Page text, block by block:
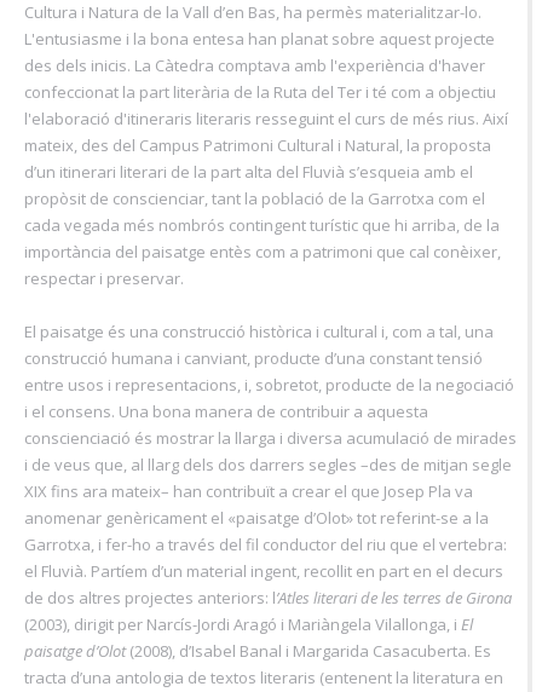
Cultura i Natura de la Vall d’en Bas, ha permès materialitzar-lo.
L'entusiasme i la bona entesa han planat sobre aquest projecte
des dels inicis. La Càtedra comptava amb l'experiència d'haver
confeccionat la part literària de la Ruta del Ter i té com a objectiu
l'elaboració d'itineraris literaris resseguint el curs de més rius. Així
mateix, des del Campus Patrimoni Cultural i Natural, la proposta
d’un itinerari literari de la part alta del Fluvià s’esqueia amb el
propòsit de conscienciar, tant la població de la Garrotxa com el
cada vegada més nombrós contingent turístic que hi arriba, de la
importància del paisatge entès com a patrimoni que cal conèixer,
respectar i preservar.
El paisatge és una construcció històrica i cultural i, com a tal, una
construcció humana i canviant, producte d’una constant tensió
entre usos i representacions, i, sobretot, producte de la negociació
i el consens. Una bona manera de contribuir a aquesta
conscienciació és mostrar la llarga i diversa acumulació de mirades
i de veus que, al llarg dels dos darrers segles –des de mitjan segle
XIX fins ara mateix– han contribuït a crear el que Josep Pla va
anomenar genèricament el «paisatge d’Olot» tot referint-se a la
Garrotxa, i fer-ho a través del fil conductor del riu que el vertebra:
el Fluvià. Partíem d’un material ingent, recollit en part en el decurs
de dos altres projectes anteriors: l’Atles literari de les terres de Girona
(2003), dirigit per Narcís-Jordi Aragó i Mariàngela Vilallonga, i El
paisatge d’Olot(2008), d’Isabel Banal i Margarida Casacuberta. Es
tracta d’una antologia de textos literaris (entenent la literatura en